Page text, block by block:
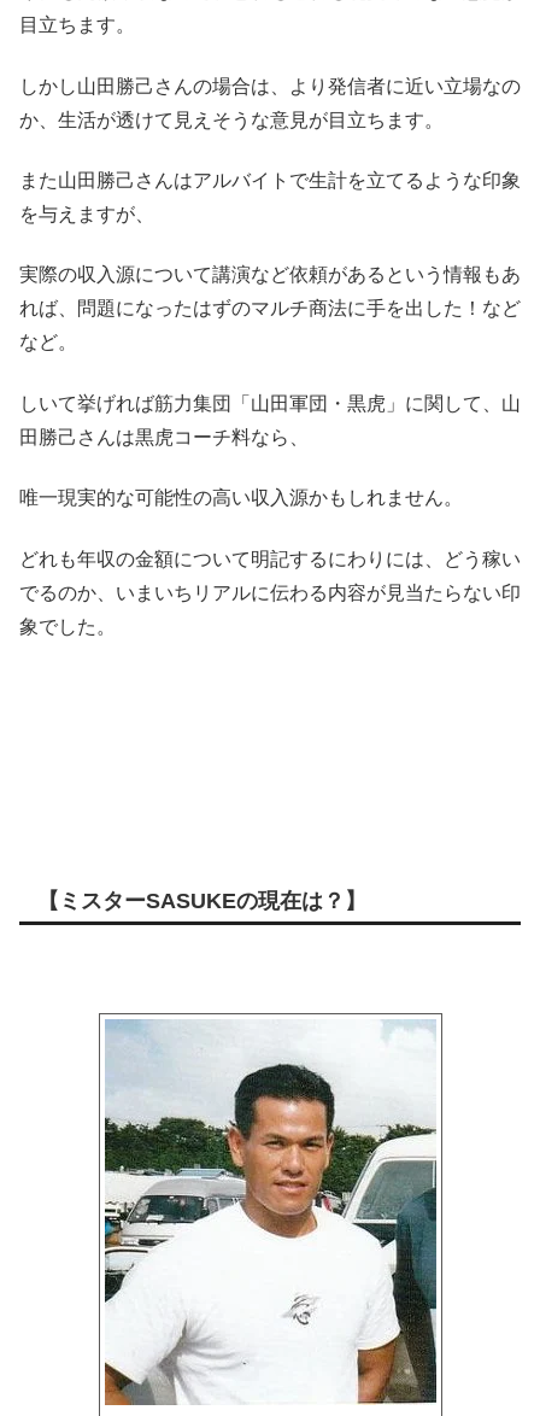
目立ちます。
しかし山田勝己さんの場合は、より発信者に近い立場なの
か、生活が透けて見えそうな意見が目立ちます。
また山田勝己さんはアルバイトで生計を立てるような印象
を与えますが、
実際の収入源について講演など依頼があるという情報もあ
れば、問題になったはずのマルチ商法に手を出した！など
など。
しいて挙げれば筋力集団「山田軍団・黒虎」に関して、山
田勝己さんは黒虎コーチ料なら、
唯一現実的な可能性の高い収入源かもしれません。
どれも年収の金額について明記するにわりには、どう稼い
でるのか、いまいちリアルに伝わる内容が見当たらない印
象でした。
【ミスターSASUKEの現在は？】